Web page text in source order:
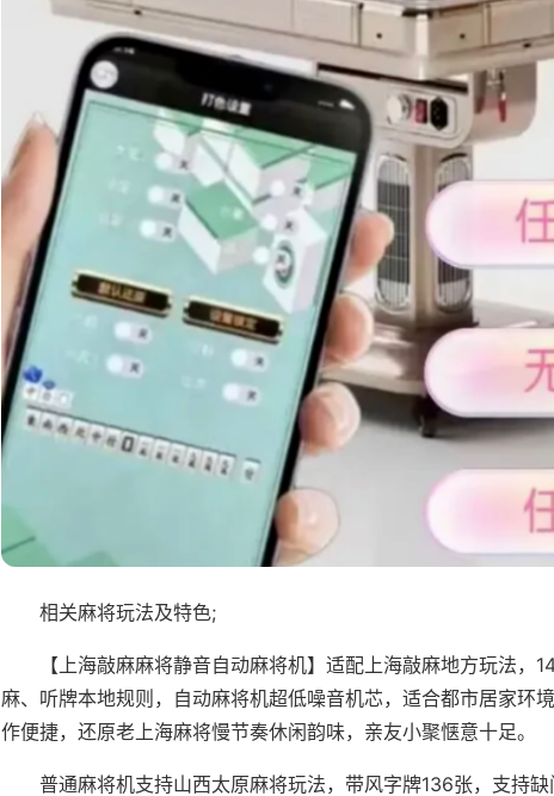
相关麻将玩法及特色;
【上海敲麻麻将静音自动麻将机】适配上海敲麻地方玩法，
麻、听牌本地规则，自动麻将机超低噪音机芯，适合都市居家环
作便捷，还原老上海麻将慢节奏休闲韵味，亲友小聚惬意十足。
普通麻将机支持山西太原麻将玩法，带风字牌136张，支持